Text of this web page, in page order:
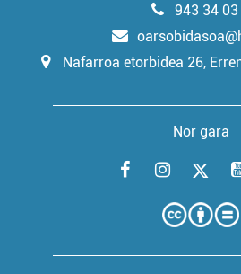
943 34 03
Nafarroa etorbidea 26,
Nor gara